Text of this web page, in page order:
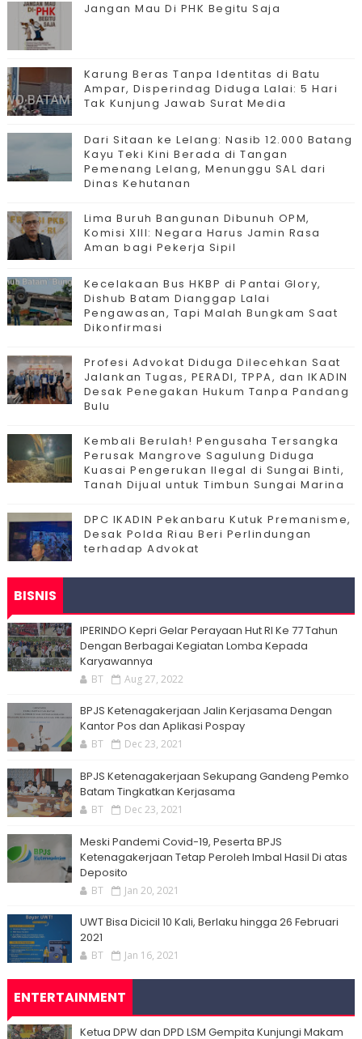
Jangan Mau Di PHK Begitu Saja
Karung Beras Tanpa Identitas di Batu
Ampar, Disperindag Diduga Lalai: 5 Hari
Tak Kunjung Jawab Surat Media
Dari Sitaan ke Lelang: Nasib 12.000 Batang
Kayu Teki Kini Berada di Tangan
Pemenang Lelang, Menunggu SAL dari
Dinas Kehutanan
Lima Buruh Bangunan Dibunuh OPM,
Komisi XIII: Negara Harus Jamin Rasa
Aman bagi Pekerja Sipil
Kecelakaan Bus HKBP di Pantai Glory,
Dishub Batam Dianggap Lalai
Pengawasan, Tapi Malah Bungkam Saat
Dikonfirmasi
Profesi Advokat Diduga Dilecehkan Saat
Jalankan Tugas, PERADI, TPPA, dan IKADIN
Desak Penegakan Hukum Tanpa Pandang
Bulu
Kembali Berulah! Pengusaha Tersangka
Perusak Mangrove Sagulung Diduga
Kuasai Pengerukan Ilegal di Sungai Binti,
Tanah Dijual untuk Timbun Sungai Marina
DPC IKADIN Pekanbaru Kutuk Premanisme,
Desak Polda Riau Beri Perlindungan
terhadap Advokat
BISNIS
IPERINDO Kepri Gelar Perayaan Hut RI Ke 77 Tahun
Dengan Berbagai Kegiatan Lomba Kepada
Karyawannya
BT Aug 27, 2022
BPJS Ketenagakerjaan Jalin Kerjasama Dengan
Kantor Pos dan Aplikasi Pospay
BT Dec 23, 2021
BPJS Ketenagakerjaan Sekupang Gandeng Pemko
Batam Tingkatkan Kerjasama
BT Dec 23, 2021
Meski Pandemi Covid-19, Peserta BPJS
Ketenagakerjaan Tetap Peroleh Imbal Hasil Di atas
Deposito
BT Jan 20, 2021
UWT Bisa Dicicil 10 Kali, Berlaku hingga 26 Februari
2021
BT Jan 16, 2021
ENTERTAINMENT
Ketua DPW dan DPD LSM Gempita Kunjungi Makam